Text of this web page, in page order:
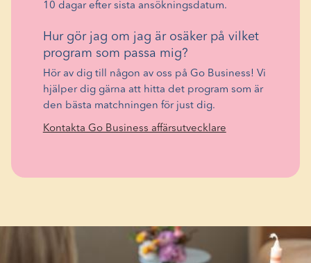
10 dagar efter sista ansökningsdatum.
Hur gör jag om jag är osäker på vilket
program som passa mig?
Hör av dig till någon av oss på Go Business! Vi
hjälper dig gärna att hitta det program som är
den bästa matchningen för just dig.
Kontakta Go Business affärsutvecklare